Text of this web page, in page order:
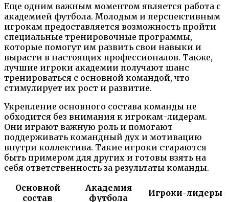
Еще одним важным моментом является работа с
академией футбола. Молодым и перспективным
игрокам предоставляется возможность пройти
специальные тренировочные программы,
которые помогут им развить свои навыки и
вырасти в настоящих профессионалов. Также,
лучшие игроки академии получают шанс
тренироваться с основной командой, что
стимулирует их рост и развитие.
Укрепление основного состава команды не
обходится без внимания к игрокам-лидерам.
Они играют важную роль и помогают
поддерживать командный дух и мотивацию
внутри коллектива. Такие игроки стараются
быть примером для других и готовы взять на
себя ответственность за результаты команды.
Основной
состав
Академия
футбола
Игроки-лидеры